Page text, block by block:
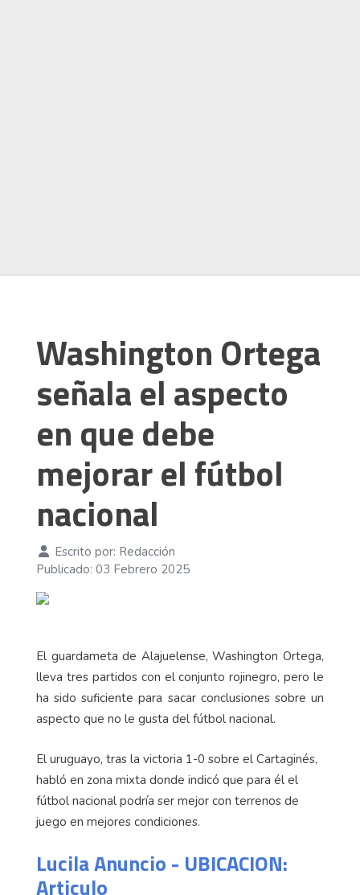
Washington Ortega
señala el aspecto
en que debe
mejorar el fútbol
nacional
Escrito por: Redacción
Publicado: 03 Febrero 2025
El guardameta de Alajuelense, Washington Ortega,
lleva tres partidos con el conjunto rojinegro, pero le
ha sido suficiente para sacar conclusiones sobre un
aspecto que no le gusta del fútbol nacional.
El uruguayo, tras la victoria 1-0 sobre el Cartaginés,
habló en zona mixta donde indicó que para él el
fútbol nacional podría ser mejor con terrenos de
juego en mejores condiciones.
Lucila Anuncio - UBICACION:
Articulo